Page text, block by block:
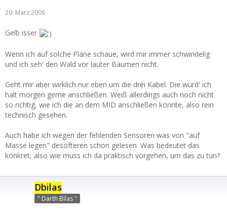
20. März 2006
Gelb isser
Wenn ich auf solche Pläne schaue, wird mir immer schwindelig
und ich seh' den Wald vor lauter Bäumen nicht.
Geht mir aber wirklich nur eben um die drei Kabel. Die würd' ich
halt morgen gerne anschließen. Weiß allerdings auch noch nicht
so richtig, wie ich die an dem MID anschließen könnte, also rein
technisch gesehen.
Auch habe ich wegen der fehlenden Sensoren was von "auf
Masse legen" desöfteren schon gelesen. Was bedeutet das
konkret, also wie muss ich da praktisch vorgehen, um das zu tun?
Dbilas
" Darth Bilas "